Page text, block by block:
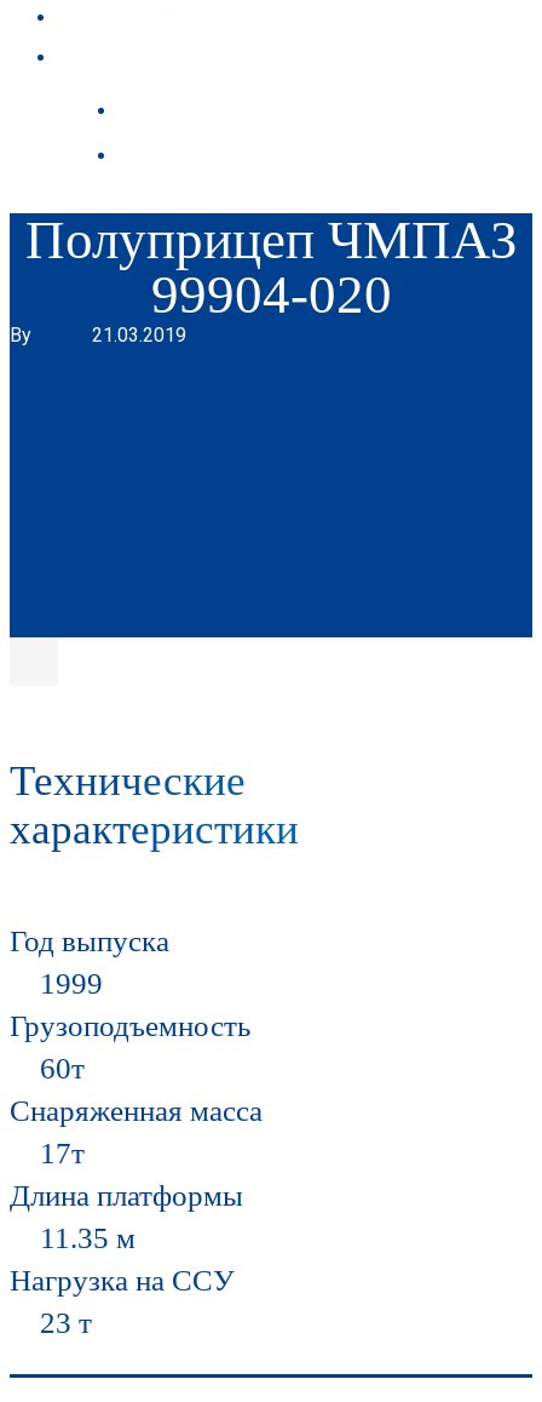
Полуприцеп ЧМПАЗ
99904-020
By 21.03.2019
Технические
характеристики
Год выпуска
1999
Грузоподъемность
60т
Снаряженная масса
17т
Длина платформы
11.35 м
Нагрузка на ССУ
23 т